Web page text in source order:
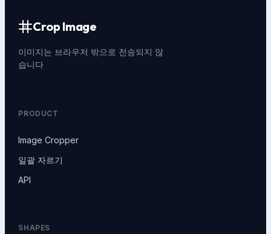
Crop Image
이미지는 브라우저 밖으로 전송되지 않
습니다
PRODUCT
Image Cropper
일괄 자르기
API
SHAPES